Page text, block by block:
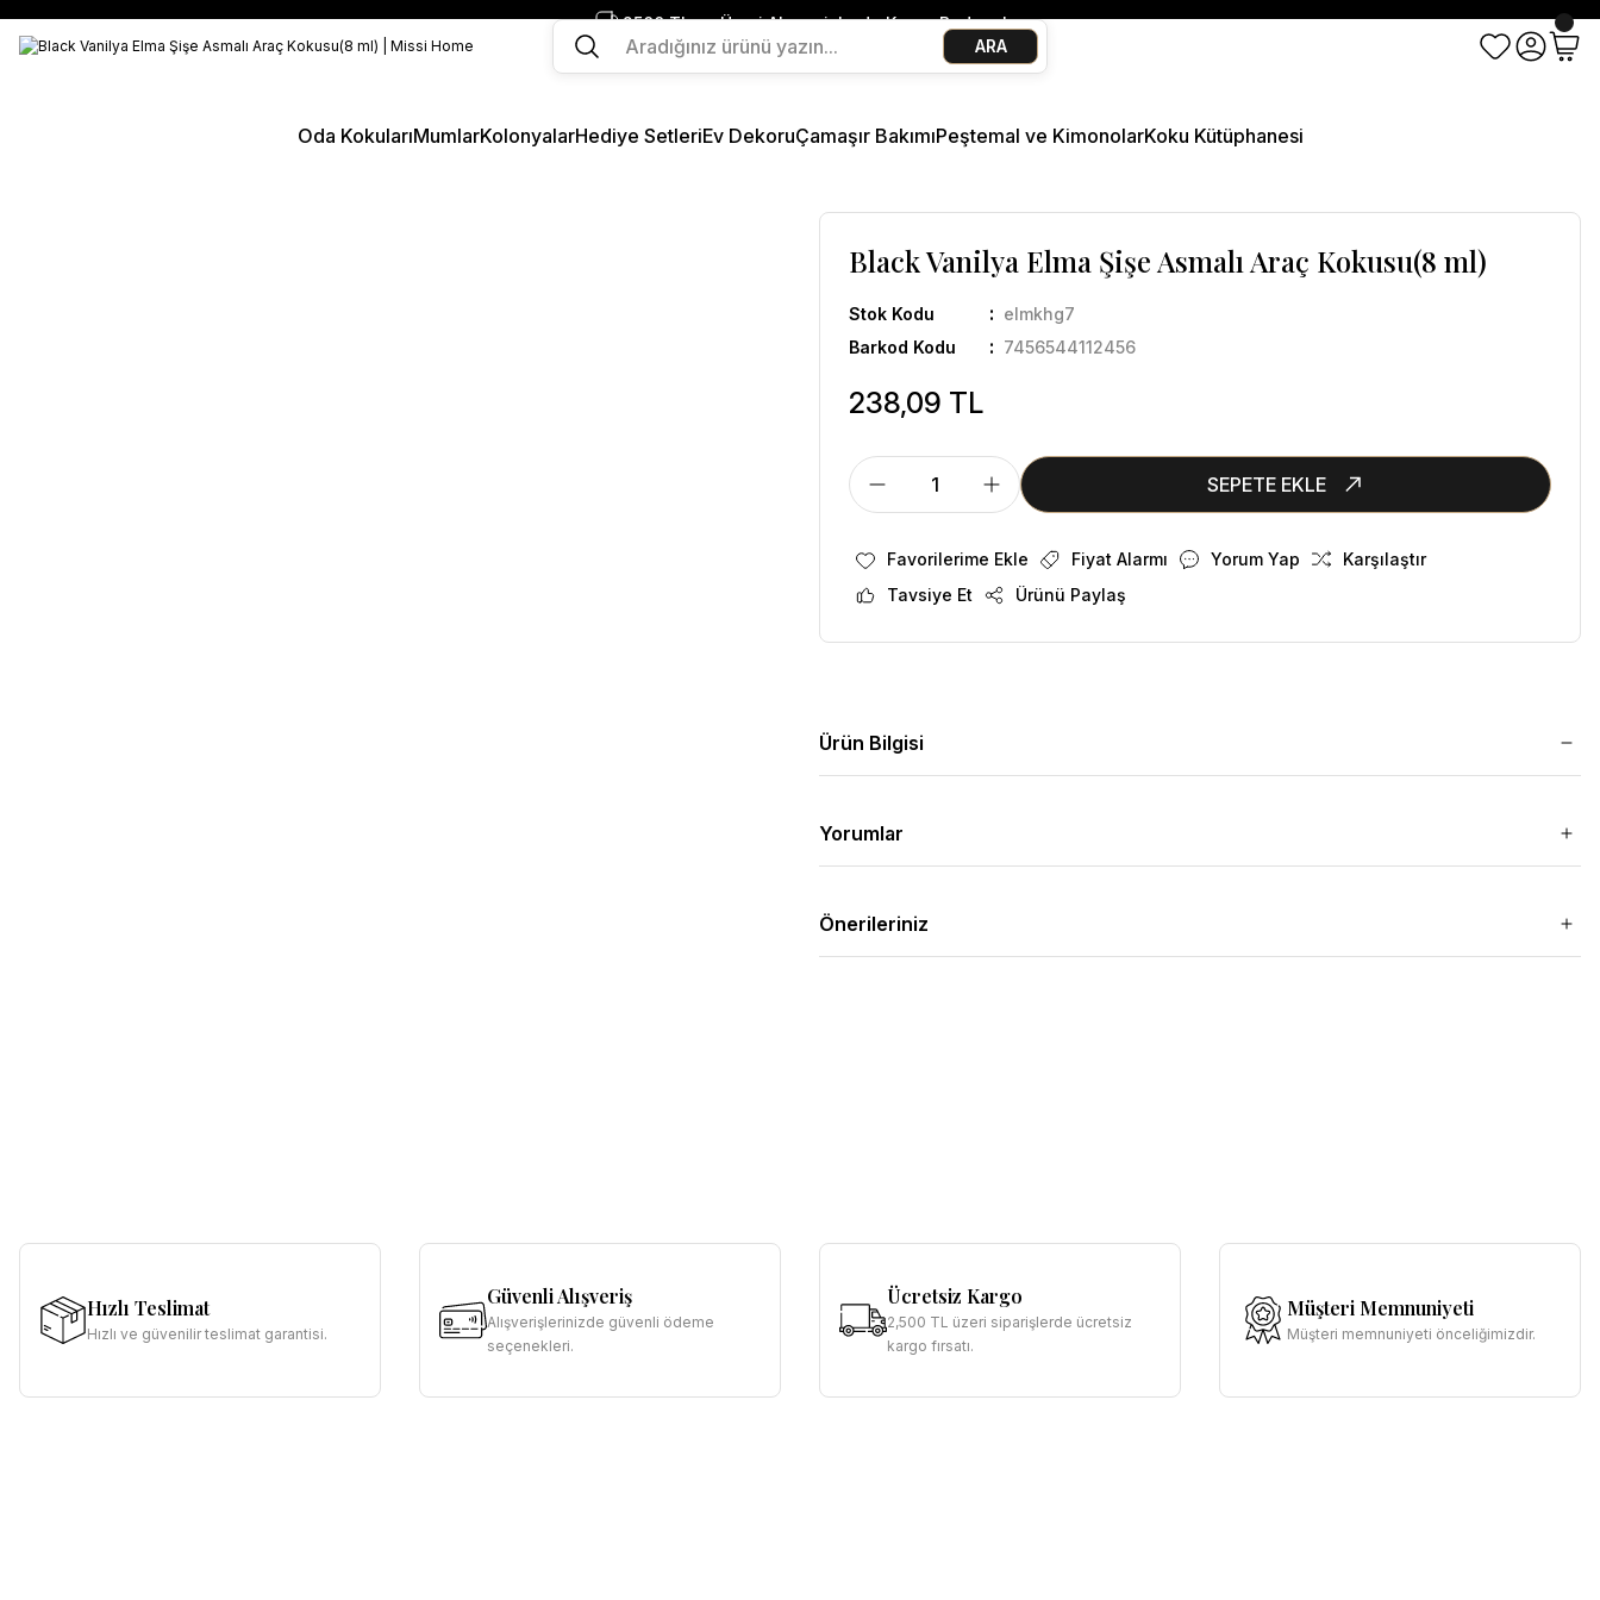
2500 TL ve Üzeri Alışverişlerde Kargo Bedava!
Ege Esintisi 2 Al 1 Öde
Missi Kokularda 3 Al 2 Öde
ARA
Oda KokularıMumlarKolonyalarHediye SetleriEv DekoruÇamaşır BakımıPeştemal ve KimonolarKoku Kütüphanesi
Black Vanilya Elma Şişe Asmalı Araç Kokusu(8 ml)
Stok Kodu
elmkhg7
Barkod Kodu
7456544112456
238,09 TL
SEPETE EKLE
Fiyat Alarmı Yorum Yap
Karşılaştır
Tavsiye Et
Ürünü Paylaş
Ürün Bilgisi
Yorumlar
Önerileriniz
Hızlı Teslimat
Hızlı ve güvenilir teslimat garantisi.
Güvenli Alışveriş
Alışverişlerinizde güvenli ödeme
seçenekleri.
Ücretsiz Kargo
2,500 TL üzeri siparişlerde ücretsiz
kargo fırsatı.
Müşteri Memnuniyeti
Müşteri memnuniyeti önceliğimizdir.